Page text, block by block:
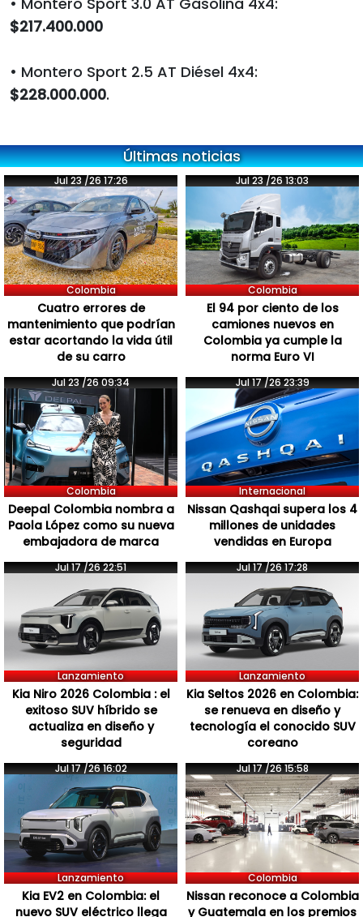
$217.400.000
• Montero Sport 2.5 AT Diésel 4x4:
$228.000.000.
Últimas noticias
Jul 23 /26 17:26
Colombia
Cuatro errores de
mantenimiento que podrían
estar acortando la vida útil
de su carro
Jul 23 /26 13:03
Colombia
El 94 por ciento de los
camiones nuevos en
Colombia ya cumple la
norma Euro VI
Jul 23 /26 09:34
Colombia
Deepal Colombia nombra a
Paola López como su nueva
embajadora de marca
Jul 17 /26 23:39
Internacional
Nissan Qashqai supera los 4
millones de unidades
vendidas en Europa
Jul 17 /26 22:51
Lanzamiento
Kia Niro 2026 Colombia : el
exitoso SUV híbrido se
actualiza en diseño y
seguridad
Jul 17 /26 17:28
Lanzamiento
Kia Seltos 2026 en Colombia:
se renueva en diseño y
tecnología el conocido SUV
coreano
Jul 17 /26 16:02
Lanzamiento
Kia EV2 en Colombia: el
nuevo SUV eléctrico llega
Jul 17 /26 15:58
Colombia
Nissan reconoce a Colombia
y Guatemala en los premios